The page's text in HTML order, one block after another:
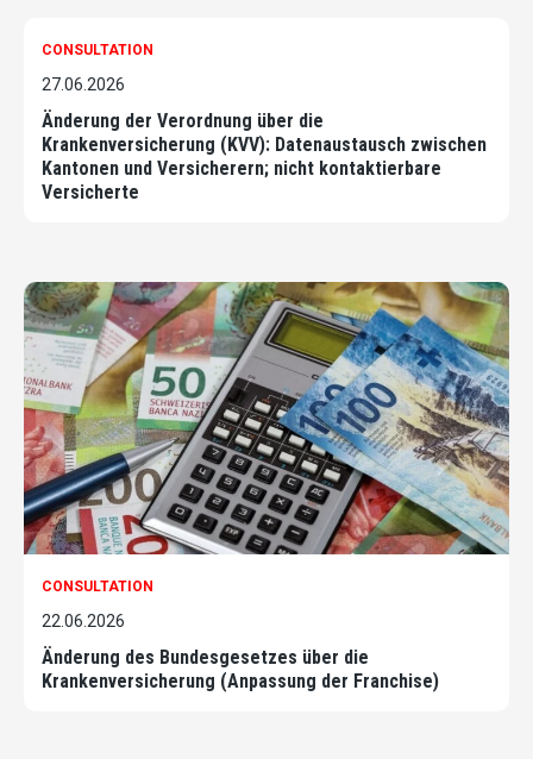
CONSULTATION
27.06.2026
Änderung der Verordnung über die
Krankenversicherung (KVV): Datenaustausch zwischen
Kantonen und Versicherern; nicht kontaktierbare
Versicherte
CONSULTATION
22.06.2026
Änderung des Bundesgesetzes über die
Krankenversicherung (Anpassung der Franchise)